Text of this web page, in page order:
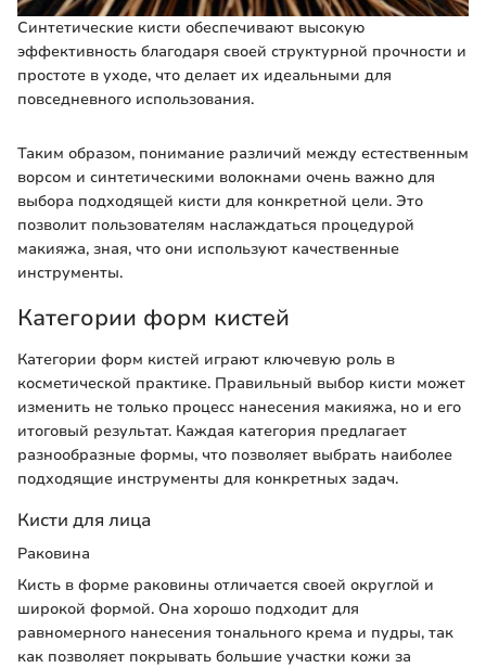
Синтетические кисти обеспечивают высокую
эффективность благодаря своей структурной прочности и
простоте в уходе, что делает их идеальными для
повседневного использования.
Таким образом, понимание различий между естественным
ворсом и синтетическими волокнами очень важно для
выбора подходящей кисти для конкретной цели. Это
позволит пользователям наслаждаться процедурой
макияжа, зная, что они используют качественные
инструменты.
Категории форм кистей
Категории форм кистей играют ключевую роль в
косметической практике. Правильный выбор кисти может
изменить не только процесс нанесения макияжа, но и его
итоговый результат. Каждая категория предлагает
разнообразные формы, что позволяет выбрать наиболее
подходящие инструменты для конкретных задач.
Кисти для лица
Раковина
Кисть в форме раковины отличается своей округлой и
широкой формой. Она хорошо подходит для
равномерного нанесения тонального крема и пудры, так
как позволяет покрывать большие участки кожи за